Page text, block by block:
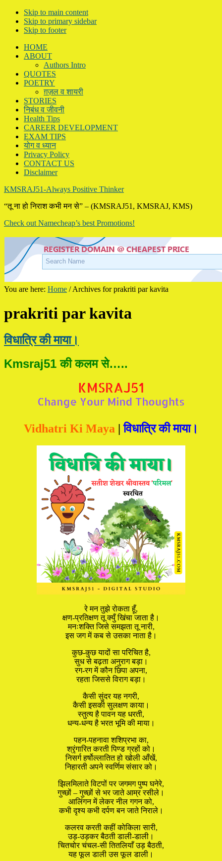
Skip to main content
Skip to primary sidebar
Skip to footer
HOME
ABOUT
Authors Intro
QUOTES
POETRY
ग़ज़ल व शायरी
STORIES
निबंध व जीवनी
Health Tips
CAREER DEVELOPMENT
EXAM TIPS
योग व ध्यान
Privacy Policy
CONTACT US
Disclaimer
KMSRAJ51-Always Positive Thinker
“तू ना हो निराश कभी मन से” – (KMSRAJ51, KMSRAJ, KMS)
Check out Namecheap’s best Promotions!
You are here: Home /Archives for prakriti par kavita
prakriti par kavita
विधात्रि की माया।
Kmsraj51 की कलम से…..
Vidhatri Ki Maya |विधात्रि की माया।
रे मन तुझे रोकता हूँ,
क्षण-प्रतिक्षण तू क्युँ खिंचा जाता है।
मनःशक्ति जिसे समझता तू नारी,
इस जग में कब से उसका नाता है।
कुछ-कुछ यादों सा परिचित है,
सुध से बढ़ता अनुराग बड़ा।
रग-रग में कौन छिपा अपना,
रहता जिससे विराग बड़ा।
कैसी सुंदर यह नगरी,
कैसी इसकी सुलक्षण काया।
स्तुत्य है पावन यह धरती,
धन्य-धन्य है भरत भूमि की माया।
पहन-पहनावा शशिप्रभा का,
श्रृंगारित करती पिण्ड ग्रहों को।
निसर्ग हर्षोल्लातित हो खोली आँखें,
निहारती अपने स्वर्णिम संसार को।
झिलमिलाते विटपों पर जगमग पुष्प घनेरे,
गुच्छों – गुच्छों से भर जाते आम्र रसीले।
आलिंगन में लेकर नील गगन को,
कभी दृश्य कभी दर्पण बन जाते निराले।
कलरव करती कहीं कोकिला सारी,
उड़-उड़कर बैठती डाली-डाली।
चितचोर चंचल-सी तितलियाँ उड़ बैठती,
यह फूल डाली उस फूल डाली।